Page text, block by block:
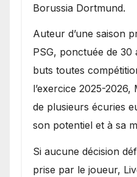
Borussia Dortmund.
Auteur d’une saison
PSG, ponctuée de 30
buts toutes
l’exercice 2025-2026,
de plusieurs écuries
son potentiel et à sa
Si aucune décision
prise par le joueur,